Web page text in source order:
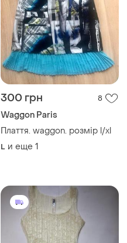
300 грн 8
Waggon Paris
Плаття. waggon. розмір l/xl
L и еще 1